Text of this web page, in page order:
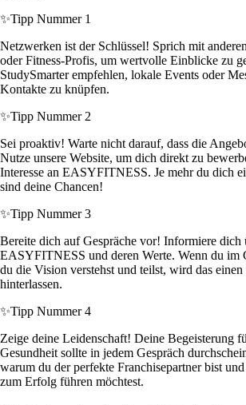
✨Tipp Nummer 1
Netzwerken ist der Schlüssel! Sprich mit
oder Fitness-Profis, um wertvolle Einblicke zu
StudySmarter empfehlen, lokale Events oder
Kontakte zu knüpfen.
✨Tipp Nummer 2
Sei proaktiv! Warte nicht darauf, dass die
Nutze unsere Website, um dich direkt zu
Interesse an EASYFITNESS. Je mehr du dich
sind deine Chancen!
✨Tipp Nummer 3
Bereite dich auf Gespräche vor! Informiere dich
EASYFITNESS und deren Werte. Wenn du im
du die Vision verstehst und teilst, wird das
hinterlassen.
✨Tipp Nummer 4
Zeige deine Leidenschaft! Deine Begeisterung
Gesundheit sollte in jedem Gespräch
warum du der perfekte Franchisepartner bist
zum Erfolg führen möchtest.